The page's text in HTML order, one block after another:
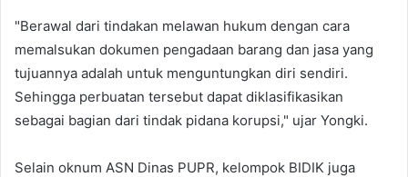
"Berawal dari tindakan melawan hukum dengan cara
memalsukan dokumen pengadaan barang dan jasa yang
tujuannya adalah untuk menguntungkan diri sendiri.
Sehingga perbuatan tersebut dapat diklasifikasikan
sebagai bagian dari tindak pidana korupsi," ujar Yongki.
Selain oknum ASN Dinas PUPR, kelompok BIDIK juga